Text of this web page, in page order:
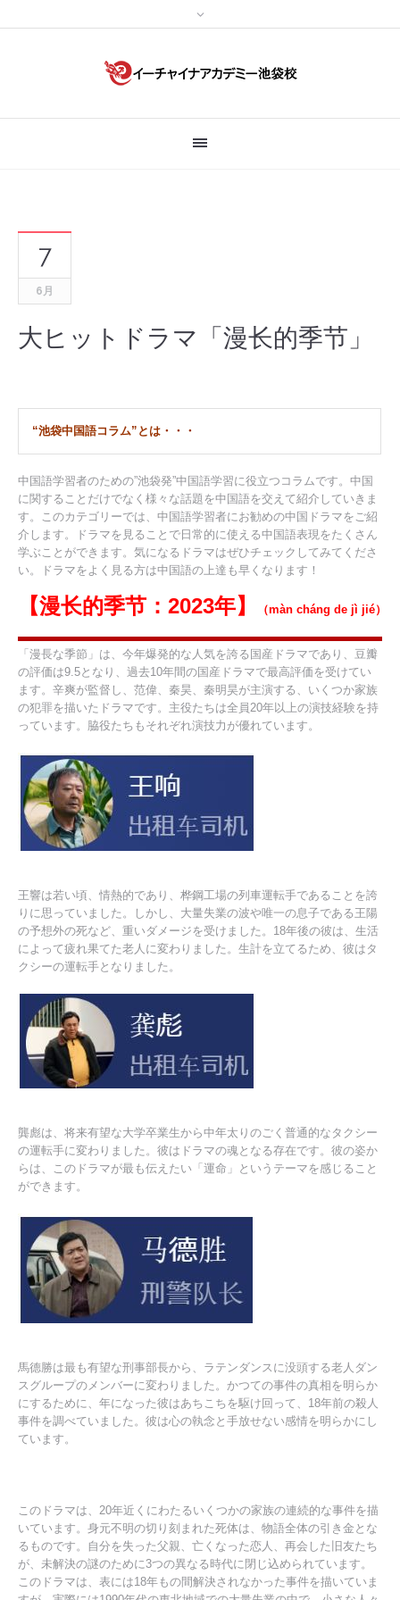
7
6月
大ヒットドラマ「漫长的季节」
“池袋中国語コラム”とは・・・
中国語学習者のための”池袋発”中国語学習に役立つコラムです。中国
に関することだけでなく様々な話題を中国語を交えて紹介していきま
す。このカテゴリーでは、中国語学習者にお勧めの中国ドラマをご紹
介します。ドラマを見ることで日常的に使える中国語表現をたくさん
学ぶことができます。気になるドラマはぜひチェックしてみてくださ
い。ドラマをよく見る方は中国語の上達も早くなります！
【漫长的季节：2023年】 （màn cháng de jì jié）
「漫長な季節」は、今年爆発的な人気を誇る国産ドラマであり、豆瓣
の評価は9.5となり、過去10年間の国産ドラマで最高評価を受けてい
ます。辛爽が監督し、范偉、秦昊、秦明昊が主演する、いくつか家族
の犯罪を描いたドラマです。主役たちは全員20年以上の演技経験を持
っています。脇役たちもそれぞれ演技力が優れています。
王響は若い頃、情熱的であり、桦鋼工場の列車運転手であることを誇
りに思っていました。しかし、大量失業の波や唯一の息子である王陽
の予想外の死など、重いダメージを受けました。18年後の彼は、生活
によって疲れ果てた老人に変わりました。生計を立てるため、彼はタ
クシーの運転手となりました。
龔彪は、将来有望な大学卒業生から中年太りのごく普通的なタクシー
の運転手に変わりました。彼はドラマの魂となる存在です。彼の姿か
らは、このドラマが最も伝えたい「運命」というテーマを感じること
ができます。
馬德勝は最も有望な刑事部長から、ラテンダンスに没頭する老人ダン
スグループのメンバーに変わりました。かつての事件の真相を明らか
にするために、年になった彼はあちこちを駆け回って、18年前の殺人
事件を調べていました。彼は心の執念と手放せない感情を明らかにし
ています。
このドラマは、20年近くにわたるいくつかの家族の連続的な事件を描
いています。身元不明の切り刻まれた死体は、物語全体の引き金とな
るものです。自分を失った父親、亡くなった恋人、再会した旧友たち
が、未解決の謎のために3つの異なる時代に閉じ込められています。
このドラマは、表には18年もの間解決されなかった事件を描いていま